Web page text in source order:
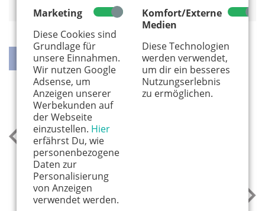
Marketing
Diese Cookies sind
Grundlage für
unsere Einnahmen.
Wir nutzen Google
Adsense, um
Anzeigen unserer
Werbekunden auf
der Webseite
einzustellen. Hier
erfährst Du, wie
personenbezogene
Daten zur
Personalisierung
von Anzeigen
verwendet werden.
Komfort/Externe
Medien
Diese Technologien
werden verwendet,
um dir ein besseres
Nutzungserlebnis
zu ermöglichen.
teilentwitternweiterleiten
vorheriger Kurs
Windelfrei bei Tante Astrid e.V.
RückenFit Prävention für Schwangere